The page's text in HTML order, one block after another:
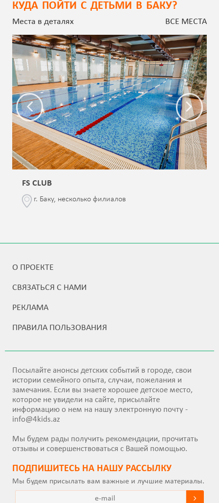
КУДА ПОЙТИ С ДЕТЬМИ В БАКУ?
Места в деталях ВСЕ МЕСТА
FS CLUB
г. Баку, несколько филиалов
О ПРОЕКТЕ
СВЯЗАТЬСЯ С НАМИ
РЕКЛАМА
ПРАВИЛА ПОЛЬЗОВАНИЯ
Посылайте анонсы детских событий в городе, свои
истории семейного опыта, случаи, пожелания и
замечания. Если вы знаете хорошее детское место,
которое не увидели на сайте, присылайте
информацию о нем на нашу электронную почту -
info@4kids.az
Мы будем рады получить рекомендации, прочитать
отзывы и совершенствоваться с Вашей помощью.
ПОДПИШИТEСЬ НА НАШУ РАССЫЛКУ
Мы будем присылать вам важные и лучшие материалы.